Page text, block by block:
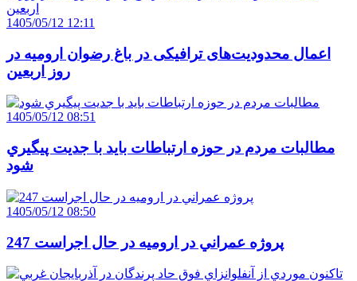
1405/05/12 12:11
اعمال محدودیت‌های ترافیکی در باغ رضوان ارومیه در
روز اربعین
1405/05/12 08:51
مطالبات مردم در حوزه ارتباطات بايد با جديت پيگيري
شود
1405/05/12 08:50
247 پروژه عمراني در اروميه در حال اجراست